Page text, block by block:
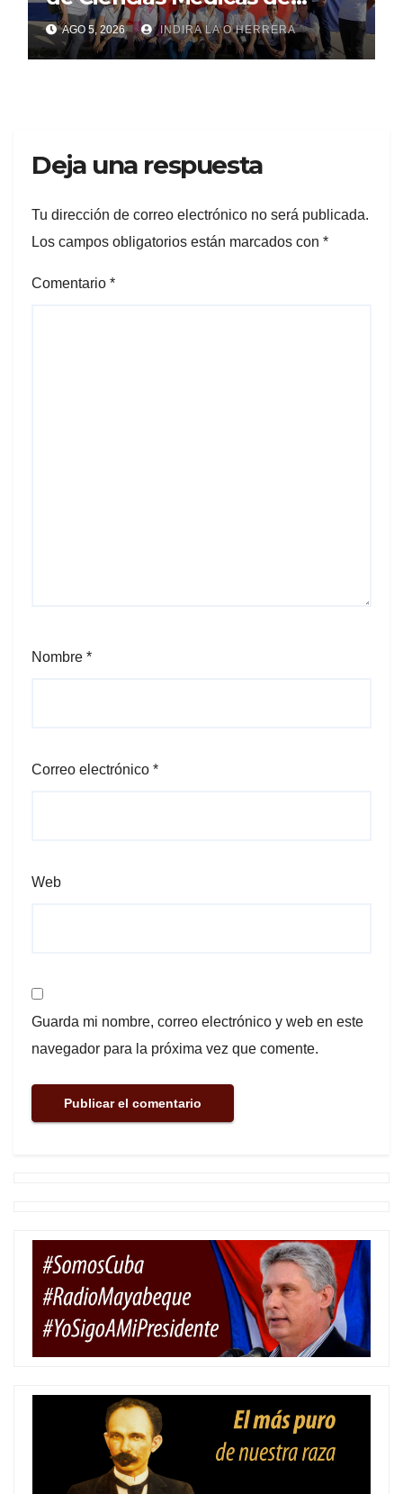
Mayabeque realizan
pesquisa
AGO 5, 2026 INDIRA LA O HERRERA
Deja una respuesta
Tu dirección de correo electrónico no será publicada.
Los campos obligatorios están marcados con *
Comentario *
Nombre *
Correo electrónico *
Web
Guarda mi nombre, correo electrónico y web en este
navegador para la próxima vez que comente.